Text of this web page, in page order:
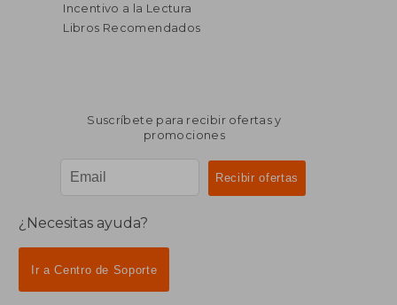
Incentivo a la Lectura
Libros Recomendados
Suscríbete para recibir ofertas y
promociones
¿Necesitas ayuda?
Ir a Centro de Soporte